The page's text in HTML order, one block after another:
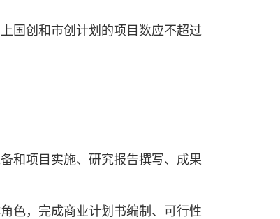
国创和市创计划的项目数应不超过
和项目实施、研究报告撰写、成果
色，完成商业计划书编制、可行性